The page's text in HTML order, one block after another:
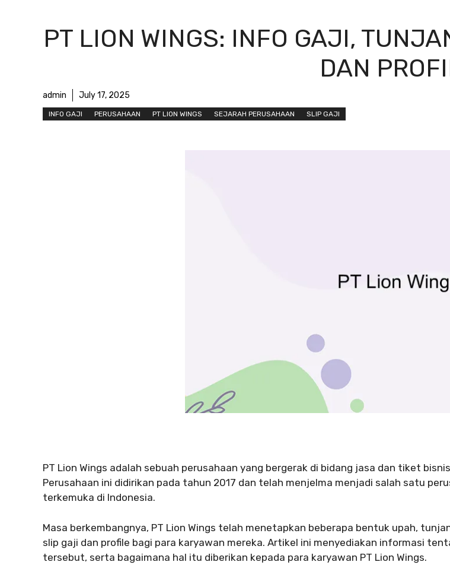
PT LION WINGS: INFO GAJI,
DAN
admin July 17, 2025
INFO GAJI PERUSAHAAN PT LION WINGS SEJARAH PERUSAHAAN SLIP GAJI
PT Lion Wings adalah sebuah perusahaan yang bergerak di bidang jasa dan tiket
Perusahaan ini didirikan pada tahun 2017 dan telah menjelma menjadi salah satu
terkemuka di Indonesia.
Masa berkembangnya, PT Lion Wings telah menetapkan beberapa bentuk upah,
slip gaji dan profile bagi para karyawan mereka. Artikel ini menyediakan informasi
tersebut, serta bagaimana hal itu diberikan kepada para karyawan PT Lion Wings.